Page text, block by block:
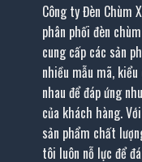
Công ty Đèn Chùm
phân phối đèn
cung cấp các sản
nhiều mẫu mã,
nhau để đáp ứng
của khách hàng.
sản phẩm chất
tôi luôn nỗ lực để